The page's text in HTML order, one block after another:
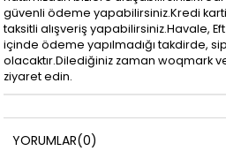
güvenli ödeme yapabilirsiniz.Kredi
taksitli alışveriş yapabilirsiniz.Havale,
içinde ödeme yapılmadığı takdirde,
olacaktır.Dilediğiniz zaman woqmark
ziyaret edin.
YORUMLAR(0)